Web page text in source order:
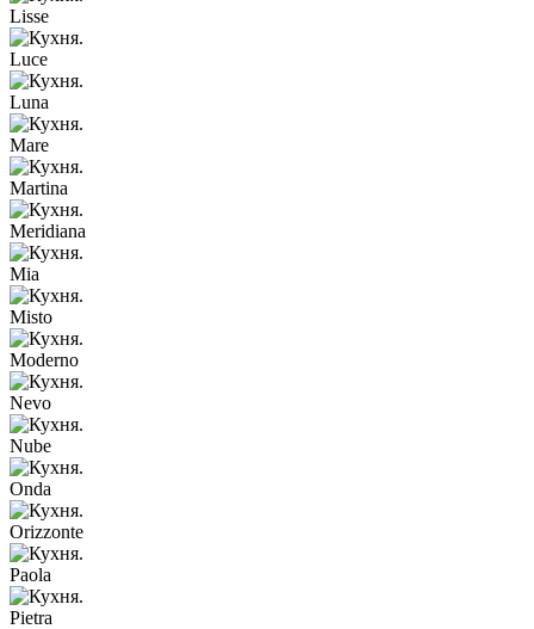
Lisse
Luce
Luna
Mare
Martina
Meridiana
Mia
Misto
Moderno
Nevo
Nube
Onda
Orizzonte
Paola
Pietra